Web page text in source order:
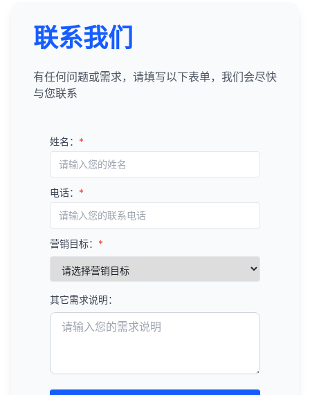
联系我们
有任何问题或需求，请填写以下表单，我们会尽快
与您联系
姓名： *
电话： *
营销目标： *
其它需求说明：